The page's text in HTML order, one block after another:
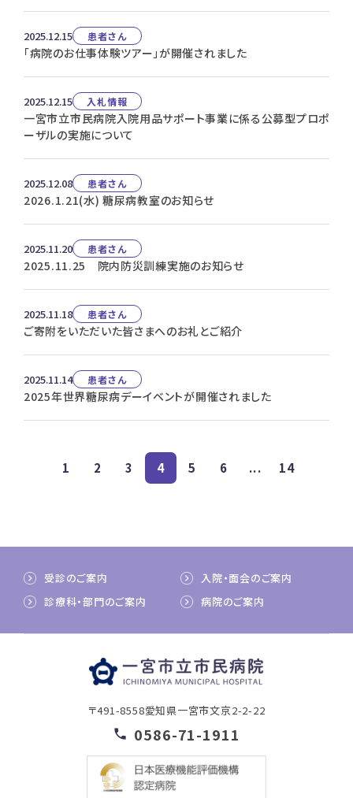
2025.12.15 患者さん
「病院のお仕事体験ツアー」が開催されました
2025.12.15 入札情報
一宮市立市民病院入院用品サポート事業に係る公募型プロポ
ーザルの実施について
2025.12.08 患者さん
2026.1.21(水) 糖尿病教室のお知らせ
2025.11.20 患者さん
2025.11.25 院内防災訓練実施のお知らせ
2025.11.18 患者さん
ご寄附をいただいた皆さまへのお礼とご紹介
2025.11.14 患者さん
2025年世界糖尿病デーイベントが開催されました
1 2 3 4 5 6 ... 14
受診のご案内
入院・面会のご案内
診療科・部門のご案内
病院のご案内
〒491-8558愛知県一宮市文京2-2-22
0586-71-1911